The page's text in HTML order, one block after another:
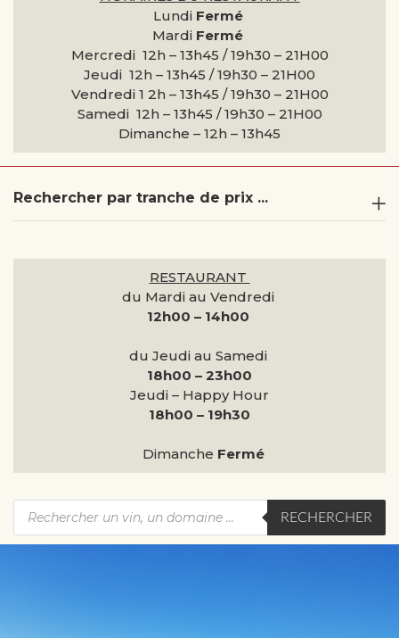
Lundi Fermé
Mardi Fermé
Mercredi 12h – 13h45 / 19h30 – 21H00
Jeudi 12h – 13h45 / 19h30 – 21H00
Vendredi 1 2h – 13h45 / 19h30 – 21H00
Samedi 12h – 13h45 / 19h30 – 21H00
Dimanche – 12h – 13h45
Rechercher par tranche de prix ...
RESTAURANT
du Mardi au Vendredi
12h00 – 14h00
du Jeudi au Samedi
18h00 – 23h00
Jeudi – Happy Hour
18h00 – 19h30
Dimanche Fermé
RECHERCHER